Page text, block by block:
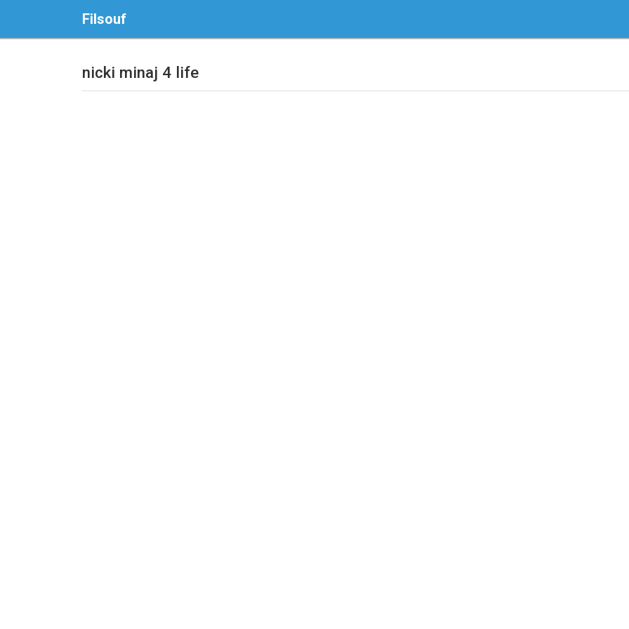
Filsouf
nicki minaj 4 life